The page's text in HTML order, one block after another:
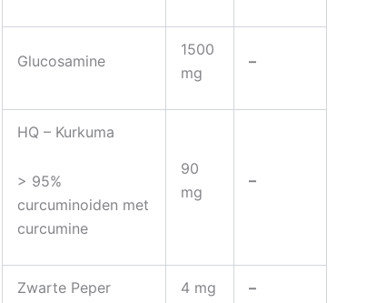
Glucosamine
1500
mg
–
HQ – Kurkuma
> 95%
curcuminoiden met
curcumine
90
mg
–
Zwarte Peper 4 mg –